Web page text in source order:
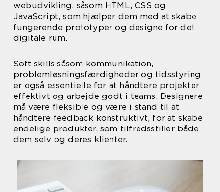
webudvikling, såsom HTML, CSS og
JavaScript, som hjælper dem med at skabe
fungerende prototyper og designe for det
digitale rum.
Soft skills såsom kommunikation,
problemløsningsfærdigheder og tidsstyring
er også essentielle for at håndtere projekter
effektivt og arbejde godt i teams. Designere
må være fleksible og være i stand til at
håndtere feedback konstruktivt, for at skabe
endelige produkter, som tilfredsstiller både
dem selv og deres klienter.